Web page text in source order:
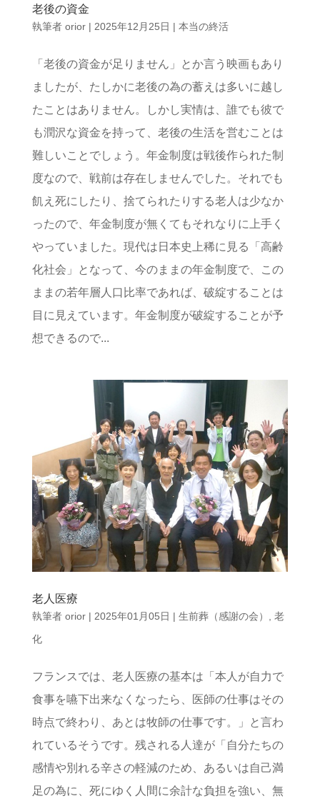
老後の資金
執筆者 orior| 2025年12月25日 | 本当の終活
「老後の資金が足りません」とか言う映画もあり
ましたが、たしかに老後の為の蓄えは多いに越し
たことはありません。しかし実情は、誰でも彼で
も潤沢な資金を持って、老後の生活を営むことは
難しいことでしょう。年金制度は戦後作られた制
度なので、戦前は存在しませんでした。それでも
飢え死にしたり、捨てられたりする老人は少なか
ったので、年金制度が無くてもそれなりに上手く
やっていました。現代は日本史上稀に見る「高齢
化社会」となって、今のままの年金制度で、この
ままの若年層人口比率であれば、破綻することは
目に見えています。年金制度が破綻することが予
想できるので...
老人医療
執筆者 orior| 2025年01月05日 | 生前葬（感謝の会）
老
化
フランスでは、老人医療の基本は「本人が自力で
食事を嚥下出来なくなったら、医師の仕事はその
時点で終わり、あとは牧師の仕事です。」と言わ
れているそうです。残される人達が「自分たちの
感情や別れる辛さの軽減のため、あるいは自己満
足の為に、死にゆく人間に余計な負担を強い、無